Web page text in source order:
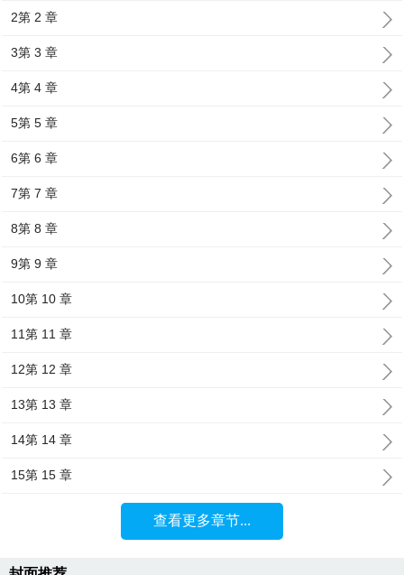
2第 2 章
3第 3 章
4第 4 章
5第 5 章
6第 6 章
7第 7 章
8第 8 章
9第 9 章
10第 10 章
11第 11 章
12第 12 章
13第 13 章
14第 14 章
15第 15 章
查看更多章节...